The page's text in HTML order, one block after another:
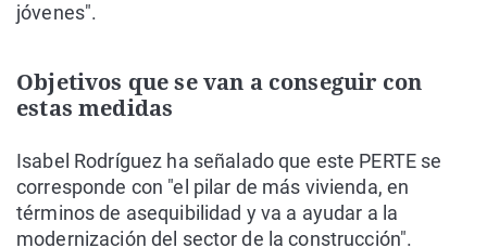
jóvenes".
Objetivos que se van a conseguir con
estas medidas
Isabel Rodríguez ha señalado que este PERTE se
corresponde con "el pilar de más vivienda, en
términos de asequibilidad y va a ayudar a la
modernización del sector de la construcción".